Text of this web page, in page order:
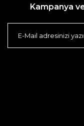
Kampanya